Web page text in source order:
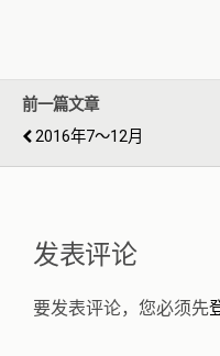
前一篇文章
2016年7～12月
发表评论
要发表评论，您必须先